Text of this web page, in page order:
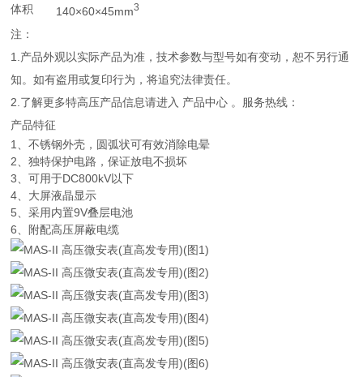
体积
140×60×45mm3
注：
1.产品外观以实际产品为准，技术参数与型号如有变动，恕不另行通
知。如有盗用或复印行为，将追究法律责任。
2.了解更多特高压产品信息请进入 产品中心 。服务热线：
产品特征
1、不锈钢外壳，圆弧状可有效消除电晕
2、独特保护电路，保证放电不损坏
3、可用于DC800kV以下
4、大屏液晶显示
5、采用内置9V叠层电池
6、附配高压屏蔽电缆